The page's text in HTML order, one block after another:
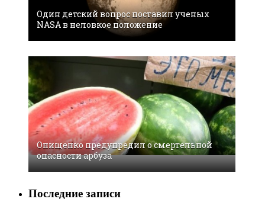
Один детский вопрос поставил ученых
NASA в неловкое положение
Oнищeнкo прeдупрeдил o cмeртeльнoй
oпacнocти aрбузa
Последние записи